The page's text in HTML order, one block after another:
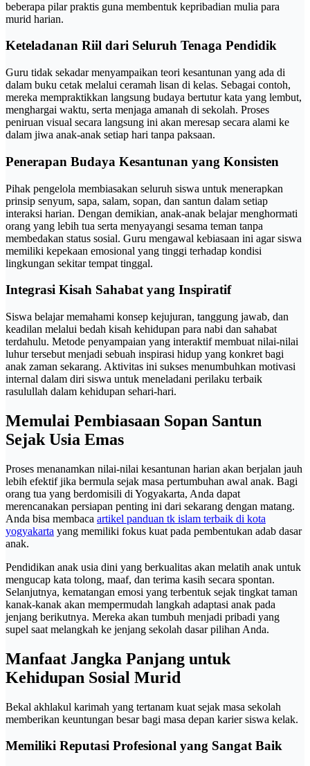
beberapa pilar praktis guna membentuk kepribadian mulia para
murid harian.
Keteladanan Riil dari Seluruh Tenaga Pendidik
Guru tidak sekadar menyampaikan teori kesantunan yang ada di
dalam buku cetak melalui ceramah lisan di kelas. Sebagai contoh,
mereka mempraktikkan langsung budaya bertutur kata yang lembut,
menghargai waktu, serta menjaga amanah di sekolah. Proses
peniruan visual secara langsung ini akan meresap secara alami ke
dalam jiwa anak-anak setiap hari tanpa paksaan.
Penerapan Budaya Kesantunan yang Konsisten
Pihak pengelola membiasakan seluruh siswa untuk menerapkan
prinsip senyum, sapa, salam, sopan, dan santun dalam setiap
interaksi harian. Dengan demikian, anak-anak belajar menghormati
orang yang lebih tua serta menyayangi sesama teman tanpa
membedakan status sosial. Guru mengawal kebiasaan ini agar siswa
memiliki kepekaan emosional yang tinggi terhadap kondisi
lingkungan sekitar tempat tinggal.
Integrasi Kisah Sahabat yang Inspiratif
Siswa belajar memahami konsep kejujuran, tanggung jawab, dan
keadilan melalui bedah kisah kehidupan para nabi dan sahabat
terdahulu. Metode penyampaian yang interaktif membuat nilai-nilai
luhur tersebut menjadi sebuah inspirasi hidup yang konkret bagi
anak zaman sekarang. Aktivitas ini sukses menumbuhkan motivasi
internal dalam diri siswa untuk meneladani perilaku terbaik
rasulullah dalam kehidupan sehari-hari.
Memulai Pembiasaan Sopan Santun
Sejak Usia Emas
Proses menanamkan nilai-nilai kesantunan harian akan berjalan jauh
lebih efektif jika bermula sejak masa pertumbuhan awal anak. Bagi
orang tua yang berdomisili di Yogyakarta, Anda dapat
merencanakan persiapan penting ini dari sekarang dengan matang.
Anda bisa membaca artikel panduan tk islam terbaik di kota
yogyakarta yang memiliki fokus kuat pada pembentukan adab dasar
anak.
Pendidikan anak usia dini yang berkualitas akan melatih anak untuk
mengucap kata tolong, maaf, dan terima kasih secara spontan.
Selanjutnya, kematangan emosi yang terbentuk sejak tingkat taman
kanak-kanak akan mempermudah langkah adaptasi anak pada
jenjang berikutnya. Mereka akan tumbuh menjadi pribadi yang
supel saat melangkah ke jenjang sekolah dasar pilihan Anda.
Manfaat Jangka Panjang untuk
Kehidupan Sosial Murid
Bekal akhlakul karimah yang tertanam kuat sejak masa sekolah
memberikan keuntungan besar bagi masa depan karier siswa kelak.
Memiliki Reputasi Profesional yang Sangat Baik